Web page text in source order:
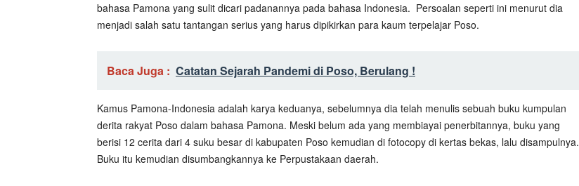
bahasa Pamona yang sulit dicari padanannya pada bahasa Indonesia. Persoalan seperti ini menurut dia
menjadi salah satu tantangan serius yang harus dipikirkan para kaum terpelajar Poso.
Baca Juga : Catatan Sejarah Pandemi di Poso, Berulang !
Kamus Pamona-Indonesia adalah karya keduanya, sebelumnya dia telah menulis sebuah buku kumpulan
derita rakyat Poso dalam bahasa Pamona. Meski belum ada yang membiayai penerbitannya, buku yang
berisi 12 cerita dari 4 suku besar di kabupaten Poso kemudian di fotocopy di kertas bekas, lalu disampulnya.
Buku itu kemudian disumbangkannya ke Perpustakaan daerah.